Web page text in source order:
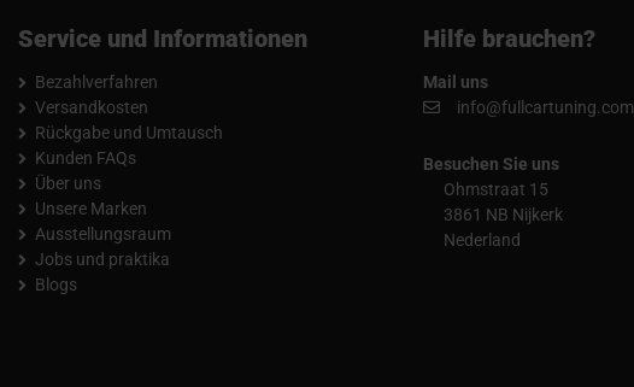
Hilfe brauchen?
Mail uns
info@fullcartuning.com
Besuchen Sie uns
Ohmstraat 15
3861 NB Nijkerk
Nederland
Service und Informationen
Bezahlverfahren
Versandkosten
Rückgabe und Umtausch
Kunden FAQs
Über uns
Unsere Marken
Ausstellungsraum
Jobs und praktika
Blogs